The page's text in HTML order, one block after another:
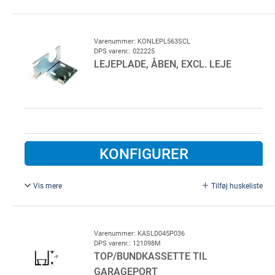
For Nordland port.
Varenummer: KONLEPL563SCL
DPS varenr.: 022225
LEJEPLADE, ÅBEN, EXCL. LEJE
KONFIGURER
Vis mere Tilføj huskeliste
For Nordland port.
Varenummer: KASLD045P036
DPS varenr.: 121098M
TOP/BUNDKASSETTE TIL
GARAGEPORT